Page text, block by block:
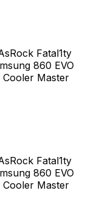
Fatal1ty
860 EVO
Master
Fatal1ty
860 EVO
Master